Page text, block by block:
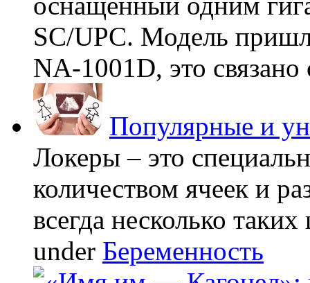
SC/UPC. Модель
NA-1001D, это связано
Популярные и
Локеры – это
количеством ячеек и
всегда несколько
under Беременность